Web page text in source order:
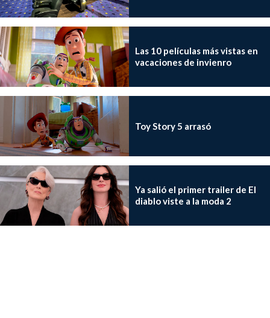
Las 10 películas más vistas en
vacaciones de invienro
Toy Story 5 arrasó
Ya salió el primer trailer de El
diablo viste a la moda 2